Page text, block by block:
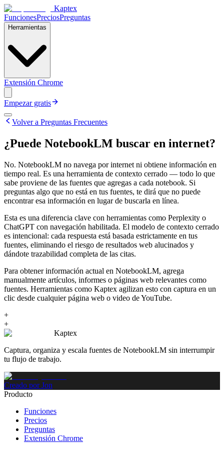
Kaptex
FuncionesPreciosPreguntas
Herramientas
Extensión Chrome
Empezar gratis
Volver a Preguntas Frecuentes
¿Puede NotebookLM buscar en internet?
No. NotebookLM no navega por internet ni obtiene información en
tiempo real. Es una herramienta de contexto cerrado — todo lo que
sabe proviene de las fuentes que agregas a cada notebook. Si
preguntas algo que no está en tus fuentes, te dirá que no puede
encontrar esa información en lugar de buscarla en línea.
Esta es una diferencia clave con herramientas como Perplexity o
ChatGPT con navegación habilitada. El modelo de contexto cerrado
es intencional: cada respuesta está basada estrictamente en tus
fuentes, eliminando el riesgo de resultados web alucinados y
dándote trazabilidad completa de las citas.
Para obtener información actual en NotebookLM, agrega
manualmente artículos, informes o páginas web relevantes como
fuentes. Herramientas como Kaptex agilizan esto con captura en un
clic desde cualquier página web o video de YouTube.
+
+
Kaptex
Captura, organiza y escala fuentes de NotebookLM sin interrumpir
tu flujo de trabajo.
Creado por Jon
Producto
Funciones
Precios
Preguntas
Extensión Chrome